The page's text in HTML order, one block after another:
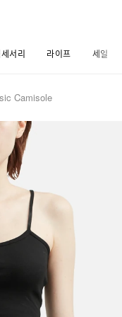
서리 라이프 세일
Camisole